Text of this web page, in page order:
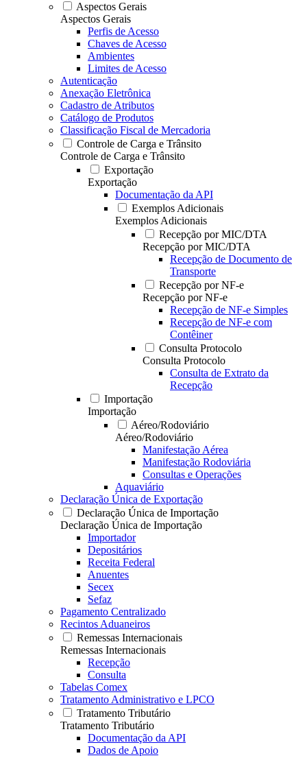
Aspectos Gerais
Aspectos Gerais
Perfis de Acesso
Chaves de Acesso
Ambientes
Limites de Acesso
Autenticação
Anexação Eletrônica
Cadastro de Atributos
Catálogo de Produtos
Classificação Fiscal de Mercadoria
Controle de Carga e Trânsito
Controle de Carga e Trânsito
Exportação
Exportação
Documentação da API
Exemplos Adicionais
Exemplos Adicionais
Recepção por MIC/DTA
Recepção por MIC/DTA
Recepção de Documento de
Transporte
Recepção por NF-e
Recepção por NF-e
Recepção de NF-e Simples
Recepção de NF-e com
Contêiner
Consulta Protocolo
Consulta Protocolo
Consulta de Extrato da
Recepção
Importação
Importação
Aéreo/Rodoviário
Aéreo/Rodoviário
Manifestação Aérea
Manifestação Rodoviária
Consultas e Operações
Aquaviário
Declaração Única de Exportação
Declaração Única de Importação
Declaração Única de Importação
Importador
Depositários
Receita Federal
Anuentes
Secex
Sefaz
Pagamento Centralizado
Recintos Aduaneiros
Remessas Internacionais
Remessas Internacionais
Recepção
Consulta
Tabelas Comex
Tratamento Administrativo e LPCO
Tratamento Tributário
Tratamento Tributário
Documentação da API
Dados de Apoio